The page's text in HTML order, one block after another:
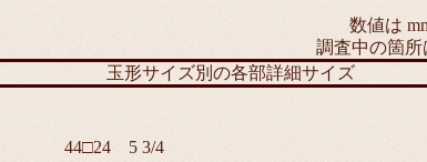
数値は
調査中の箇所
玉形サイズ別の各部詳細サイズ
44□24 5 3/4